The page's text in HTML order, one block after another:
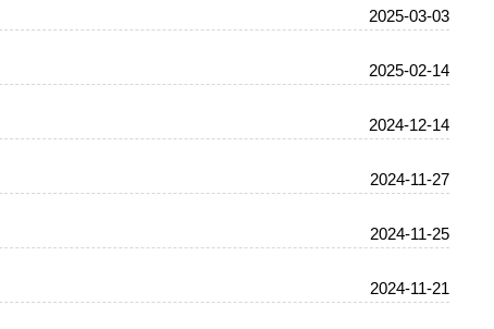
2025-03-03
2025-02-14
2024-12-14
2024-11-27
2024-11-25
2024-11-21